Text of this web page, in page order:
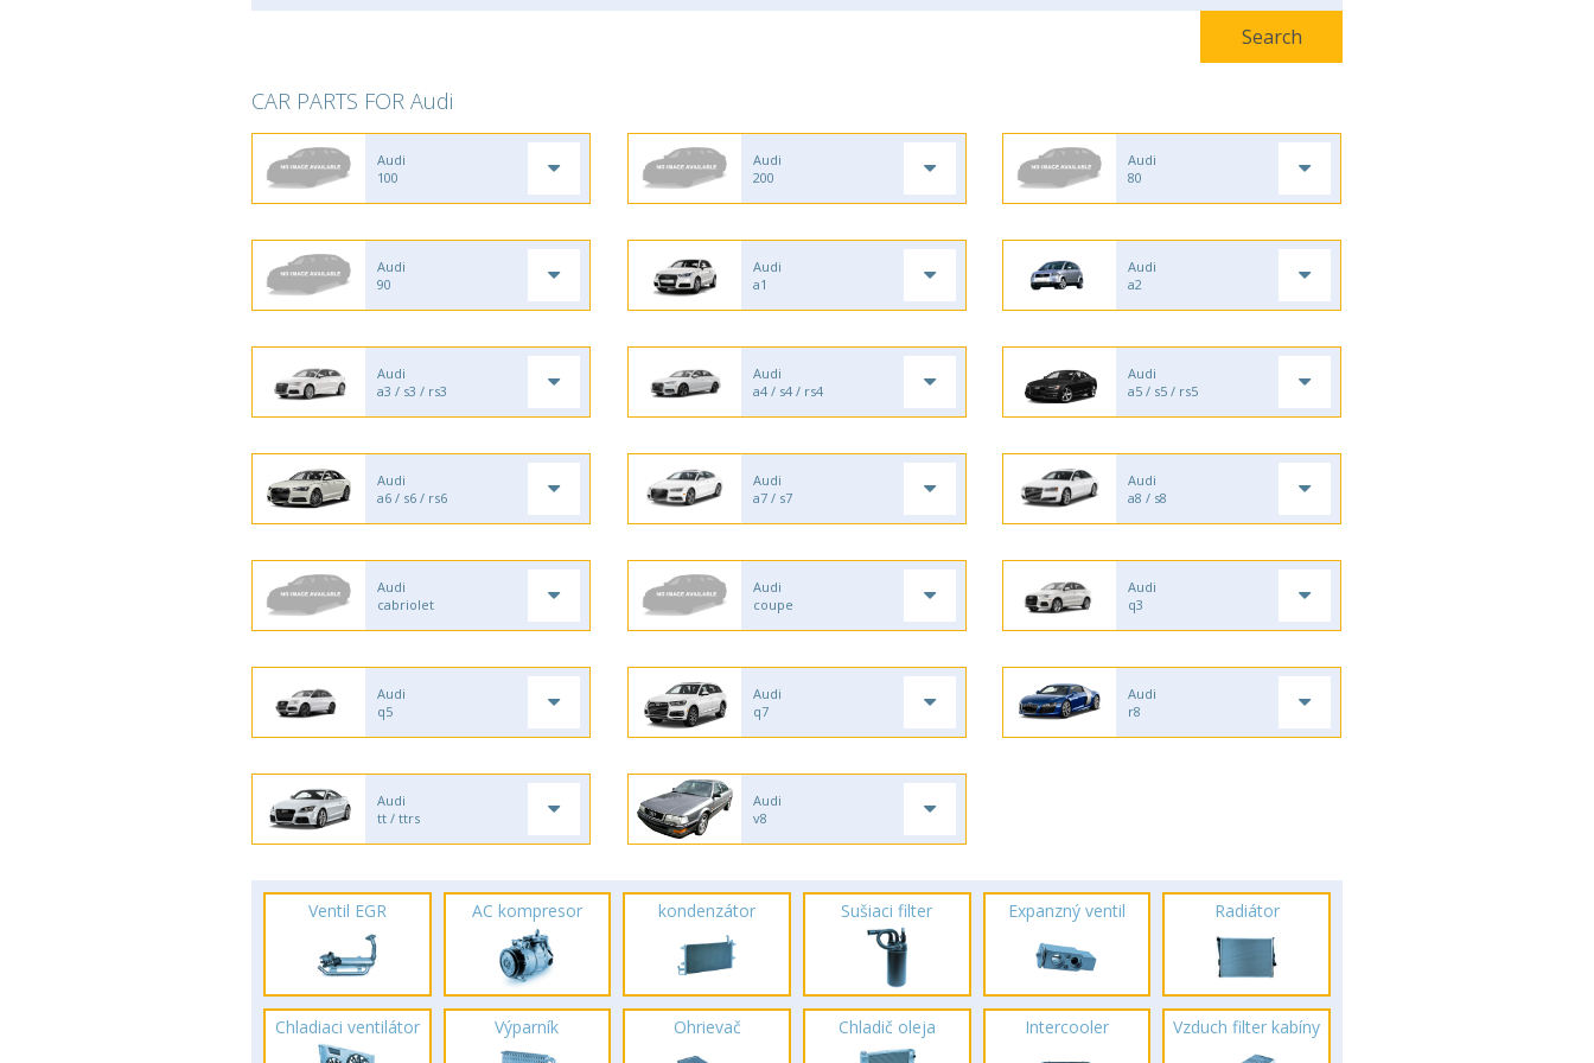
CAR PARTS FOR Audi
Audi
100
Audi
200
Audi
80
Audi
90
Audi
a1
Audi
a2
Audi
a3 / s3 / rs3
Audi
a4 / s4 / rs4
Audi
a5 / s5 / rs5
Audi
a6 / s6 / rs6
Audi
a7 / s7
Audi
a8 / s8
Audi
cabriolet
Audi
coupe
Audi
q3
Audi
q5
Audi
q7
Audi
r8
Audi
tt / ttrs
Audi
v8
Ventil EGR AC kompresor kondenzátor Sušiaci filter Expanzný ventil Radiátor
Chladiaci ventilátor Výparník Ohrievač Chladič oleja Intercooler Vzduch filter kabíny